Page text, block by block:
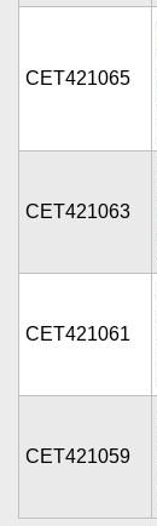
CET421065
CET421063
CET421061
CET421059